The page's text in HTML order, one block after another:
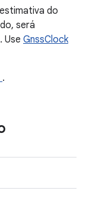
do
será
Use GnssClock
.